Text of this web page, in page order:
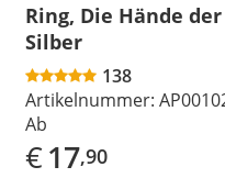
Ring, Die Hände
Silber
138
Artikelnummer:
Ab
€17,90